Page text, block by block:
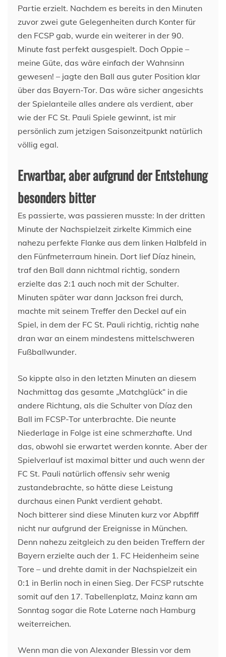
Partie erzielt. Nachdem es bereits in den Minuten
zuvor zwei gute Gelegenheiten durch Konter für
den FCSP gab, wurde ein weiterer in der 90.
Minute fast perfekt ausgespielt. Doch Oppie –
meine Güte, das wäre einfach der Wahnsinn
gewesen! – jagte den Ball aus guter Position klar
über das Bayern-Tor. Das wäre sicher angesichts
der Spielanteile alles andere als verdient, aber
wie der FC St. Pauli Spiele gewinnt, ist mir
persönlich zum jetzigen Saisonzeitpunkt natürlich
völlig egal.
Erwartbar, aber aufgrund der Entstehung
besonders bitter
Es passierte, was passieren musste: In der dritten
Minute der Nachspielzeit zirkelte Kimmich eine
nahezu perfekte Flanke aus dem linken Halbfeld in
den Fünfmeterraum hinein. Dort lief Díaz hinein,
traf den Ball dann nichtmal richtig, sondern
erzielte das 2:1 auch noch mit der Schulter.
Minuten später war dann Jackson frei durch,
machte mit seinem Treffer den Deckel auf ein
Spiel, in dem der FC St. Pauli richtig, richtig nahe
dran war an einem mindestens mittelschweren
Fußballwunder.
So kippte also in den letzten Minuten an diesem
Nachmittag das gesamte „Matchglück“ in die
andere Richtung, als die Schulter von Díaz den
Ball im FCSP-Tor unterbrachte. Die neunte
Niederlage in Folge ist eine schmerzhafte. Und
das, obwohl sie erwartet werden konnte. Aber der
Spielverlauf ist maximal bitter und auch wenn der
FC St. Pauli natürlich offensiv sehr wenig
zustandebrachte, so hätte diese Leistung
durchaus einen Punkt verdient gehabt.
Noch bitterer sind diese Minuten kurz vor Abpfiff
nicht nur aufgrund der Ereignisse in München.
Denn nahezu zeitgleich zu den beiden Treffern der
Bayern erzielte auch der 1. FC Heidenheim seine
Tore – und drehte damit in der Nachspielzeit ein
0:1 in Berlin noch in einen Sieg. Der FCSP rutschte
somit auf den 17. Tabellenplatz, Mainz kann am
Sonntag sogar die Rote Laterne nach Hamburg
weiterreichen.
Wenn man die von Alexander Blessin vor dem